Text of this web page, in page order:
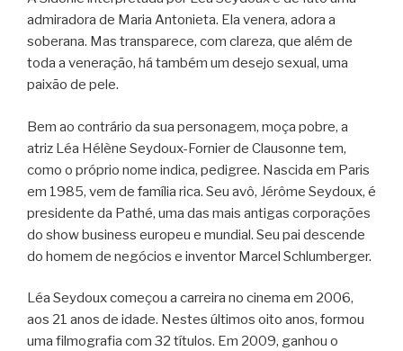
admiradora de Maria Antonieta. Ela venera, adora a
soberana. Mas transparece, com clareza, que além de
toda a veneração, há também um desejo sexual, uma
paixão de pele.
Bem ao contrário da sua personagem, moça pobre, a
atriz Léa Hélène Seydoux-Fornier de Clausonne tem,
como o próprio nome indica, pedigree. Nascida em Paris
em 1985, vem de família rica. Seu avô, Jérôme Seydoux, é
presidente da Pathé, uma das mais antigas corporações
do show business europeu e mundial. Seu pai descende
do homem de negócios e inventor Marcel Schlumberger.
Léa Seydoux começou a carreira no cinema em 2006,
aos 21 anos de idade. Nestes últimos oito anos, formou
uma filmografia com 32 títulos. Em 2009, ganhou o